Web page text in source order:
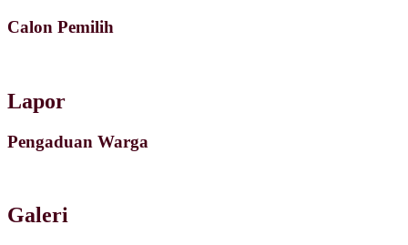
Calon Pemilih
Lapor
Pengaduan Warga
Galeri